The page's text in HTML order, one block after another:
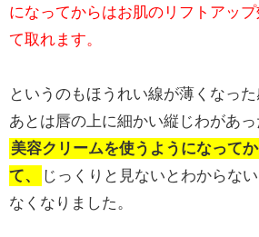
になってからはお肌のリフトアッ
て取れます。
というのもほうれい線が薄くなった
あとは唇の上に細かい縦じわがあ
美容クリームを使うようになって
て、
じっくりと見ないとわからな
なくなりました。